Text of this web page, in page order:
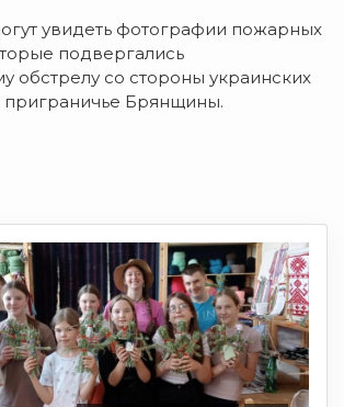
увидеть фотографии пожарных
подвергались
обстрелу со стороны украинских
приграничье Брянщины.